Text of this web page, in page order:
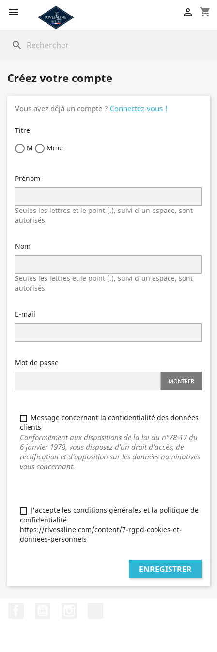
 shopping_cart

search
Créez votre compte
Vous avez déjà un compte ? Connectez-vous !
Titre
M
Mme
Prénom
Seules les lettres et le point (.), suivi d'un espace, sont
autorisés.
Nom
Seules les lettres et le point (.), suivi d'un espace, sont
autorisés.
E-mail
Mot de passe
MONTRER
Message concernant la confidentialité des données
clients
Conformément aux dispositions de la loi du n°78-17 du
6 janvier 1978, vous disposez d'un droit d'accès, de
rectification et d'opposition sur les données nominatives
vous concernant.
J'accepte les conditions générales et la politique de
confidentialité
https://rivesaline.com/content/7-rgpd-cookies-et-
donnees-personnels
ENREGISTRER